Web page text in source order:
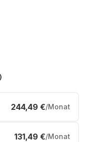
244,49 €/Monat
131,49 €/Monat